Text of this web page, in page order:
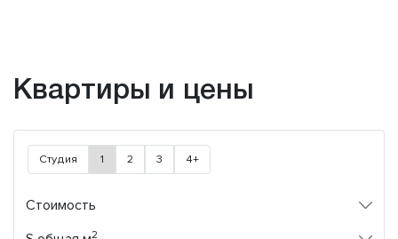
Квартиры и цены
Студия 1 2 3 4+
Стоимость
2